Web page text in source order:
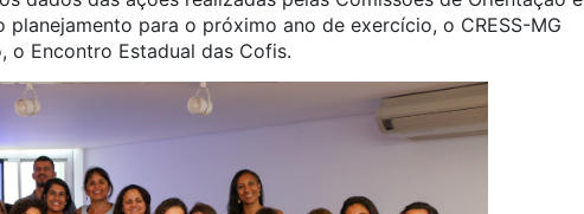
para o próximo ano de exercício, o CRESS-MG
o Encontro Estadual das Cofis.